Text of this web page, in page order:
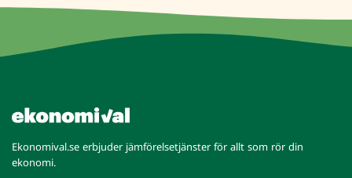
Ekonomival.se erbjuder jämförelsetjänster för allt som rör din
ekonomi.